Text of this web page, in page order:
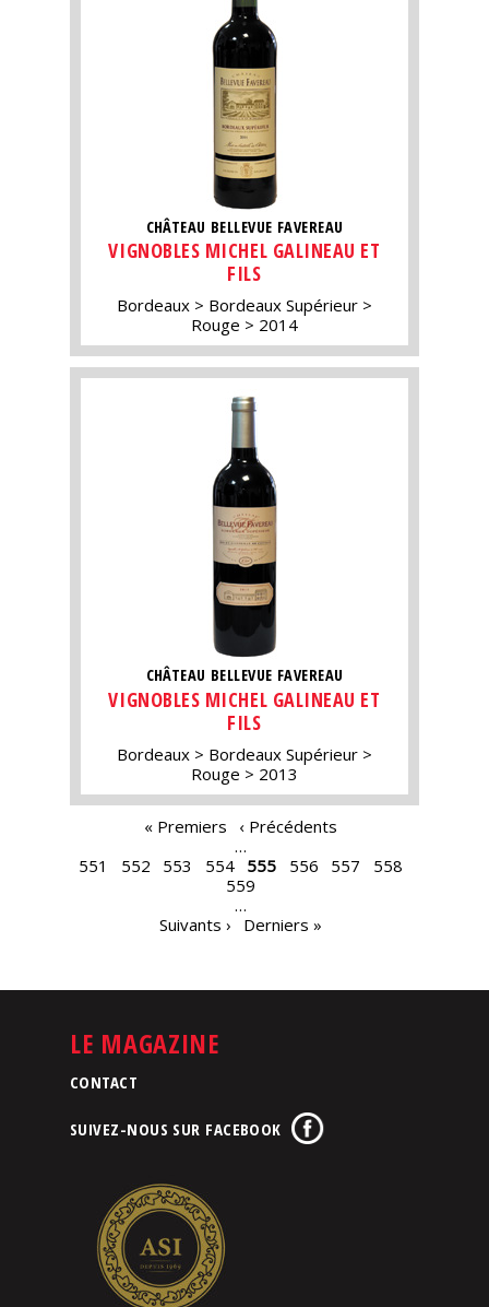
CHÂTEAU BELLEVUE FAVEREAU
VIGNOBLES MICHEL GALINEAU ET
FILS
Bordeaux
Bordeaux Supérieur
Rouge
2014
CHÂTEAU BELLEVUE FAVEREAU
VIGNOBLES MICHEL GALINEAU ET
FILS
Bordeaux
Bordeaux Supérieur
Rouge
2013
« Premiers
‹ Précédents
…
551
552 553 554 555 556 557
558
559
…
Suivants ›
Derniers »
LE MAGAZINE
CONTACT
SUIVEZ-NOUS SUR FACEBOOK